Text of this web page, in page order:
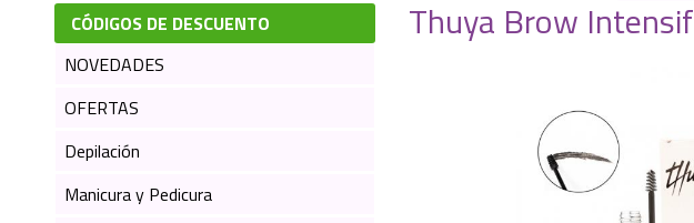
CÓDIGOS DE DESCUENTO
NOVEDADES
OFERTAS
Depilación
Manicura y Pedicura
Thuya Brow